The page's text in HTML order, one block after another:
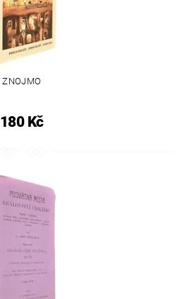
ZNOJMO
180 Kč